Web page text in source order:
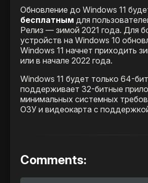
Обновление до Windows 11
бесплатным для
Релиз — зимой 2021 года. Для
устройств на Windows 10
Windows 11 начнет приходить
или в начале 2022 года.
Windows 11 будет только 64-
поддерживает 32-битные
минимальных системных
ОЗУ и видеокарта с
Comments: